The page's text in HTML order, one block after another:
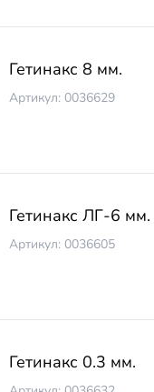
Гетинакс 8 мм.
Артикул: 0036629
Гетинакс ЛГ-6 мм.
Артикул: 0036605
Гетинакс 0.3 мм.